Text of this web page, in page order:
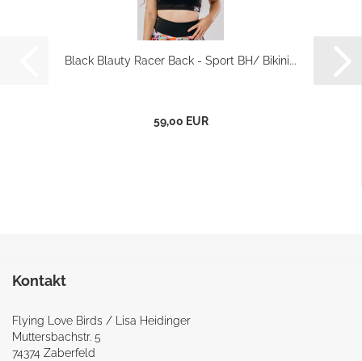
Black Blauty Racer Back - Sport BH/ Bikini...
59,00 EUR
Kontakt
Flying Love Birds / Lisa Heidinger
Muttersbachstr. 5
74374 Zaberfeld